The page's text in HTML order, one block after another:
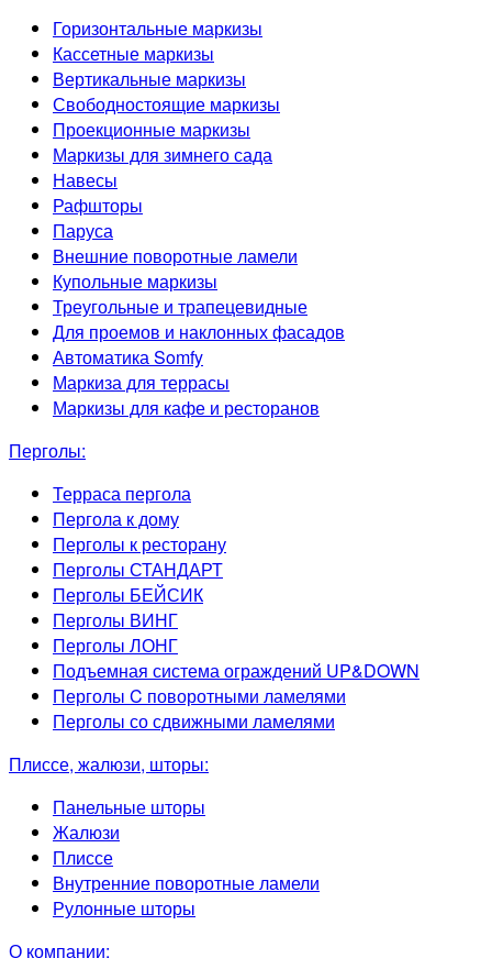
Горизонтальные маркизы
Кассетные маркизы
Вертикальные маркизы
Свободностоящие маркизы
Проекционные маркизы
Маркизы для зимнего сада
Навесы
Рафшторы
Паруса
Внешние поворотные ламели
Купольные маркизы
Треугольные и трапецевидные
Для проемов и наклонных фасадов
Автоматика Somfy
Маркиза для террасы
Маркизы для кафе и ресторанов
Перголы:
Терраса пергола
Пергола к дому
Перголы к ресторану
Перголы СТАНДАРТ
Перголы БЕЙСИК
Перголы ВИНГ
Перголы ЛОНГ
Подъемная система ограждений UP&DOWN
Перголы C поворотными ламелями
Перголы со сдвижными ламелями
Плиссе, жалюзи, шторы:
Панельные шторы
Жалюзи
Плиссе
Внутренние поворотные ламели
Рулонные шторы
О компании: